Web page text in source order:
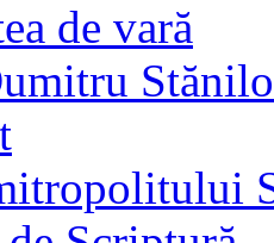
de vară